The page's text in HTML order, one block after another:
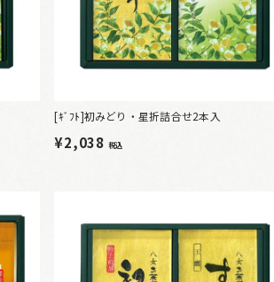
[ｷﾞﾌﾄ]初みどり・星折詰合せ2本入
¥2,038 税込